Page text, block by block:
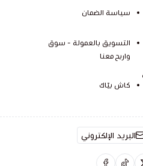
سياسة الضمان
التسويق بالعمولة - سوق
واربح معنا
كاش بيّاك
البريد الإلكتروني